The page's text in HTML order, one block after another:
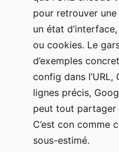
pour retrouver
un état
ou cookies. Le
d’exemples
config dans
lignes précis,
peut tout partager
C’est con comme
sous-estimé.